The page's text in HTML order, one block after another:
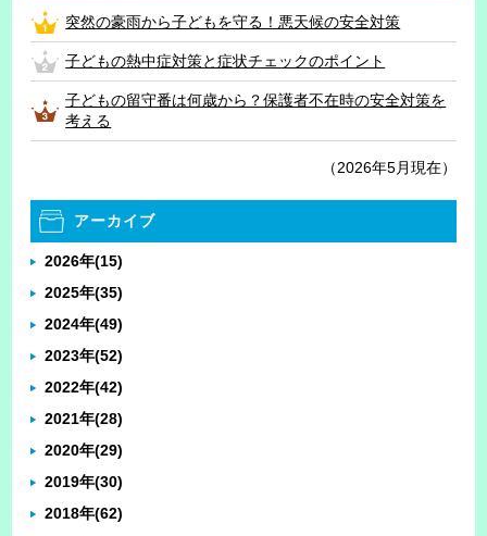
突然の豪雨から子どもを守る！悪天候の安全対策
子どもの熱中症対策と症状チェックのポイント
子どもの留守番は何歳から？保護者不在時の安全対策を
考える
（2026年5月現在）
アーカイブ
2026年(15)
2025年(35)
2024年(49)
2023年(52)
2022年(42)
2021年(28)
2020年(29)
2019年(30)
2018年(62)